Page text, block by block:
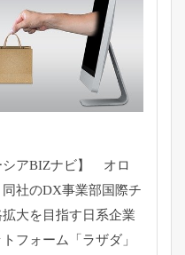
シアBIZナビ】 オロ
同社のDX事業部国際チ
大を目指す日系企業
フォーム「ラザダ」